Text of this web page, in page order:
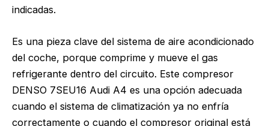
indicadas.
Es una pieza clave del sistema de aire acondicionado
del coche, porque comprime y mueve el gas
refrigerante dentro del circuito. Este compresor
DENSO 7SEU16 Audi A4 es una opción adecuada
cuando el sistema de climatización ya no enfría
correctamente o cuando el compresor original está